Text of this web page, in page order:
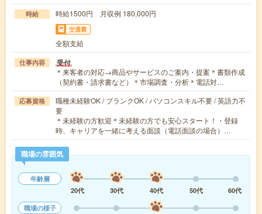
時給 時給1500円 月収例 180,000円
交通費
全額支給
仕事内容 受付
＊来客者の対応→商品やサービスのご案内・提案＊書類作成
（契約書・請求書など）＊市場調査・分析＊電話対…
応募資格
職種未経験OK / ブランクOK / パソコンスキル不要 / 英語力不
要
＊未経験の方歓迎＊未経験の方でも安心スタート！・登録
時、キャリアを一緒に考える面談（電話面談の場合）…
職場の雰囲気
年齢層
20代
30代 40代 50代
60代
職場の様子